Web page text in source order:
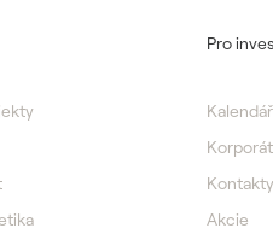
Pro
Kontakty
Akcie